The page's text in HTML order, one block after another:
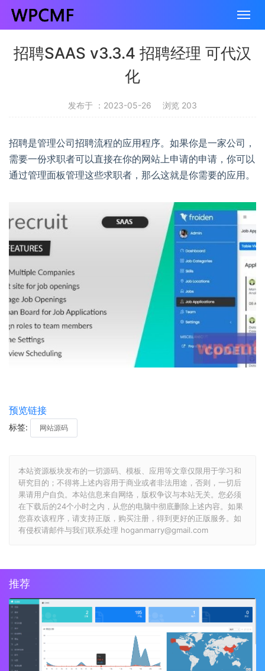
招聘SAAS v3.3.4 招聘经理 可代汉
化
发布于 ：2023-05-26 浏览 203
招聘是管理公司招聘流程的应用程序。如果你是一家公司，
需要一份求职者可以直接在你的网站上申请的申请，你可以
通过管理面板管理这些求职者，那么这就是你需要的应用。
预览链接
标签: 网站源码
本站资源板块发布的一切源码、模板、应用等文章仅限用于学习和
研究目的；不得将上述内容用于商业或者非法用途，否则，一切后
果请用户自负。本站信息来自网络，版权争议与本站无关。您必须
在下载后的24个小时之内，从您的电脑中彻底删除上述内容。如果
您喜欢该程序，请支持正版，购买注册，得到更好的正版服务。如
有侵权请邮件与我们联系处理 hoganmarry@gmail.com
推荐